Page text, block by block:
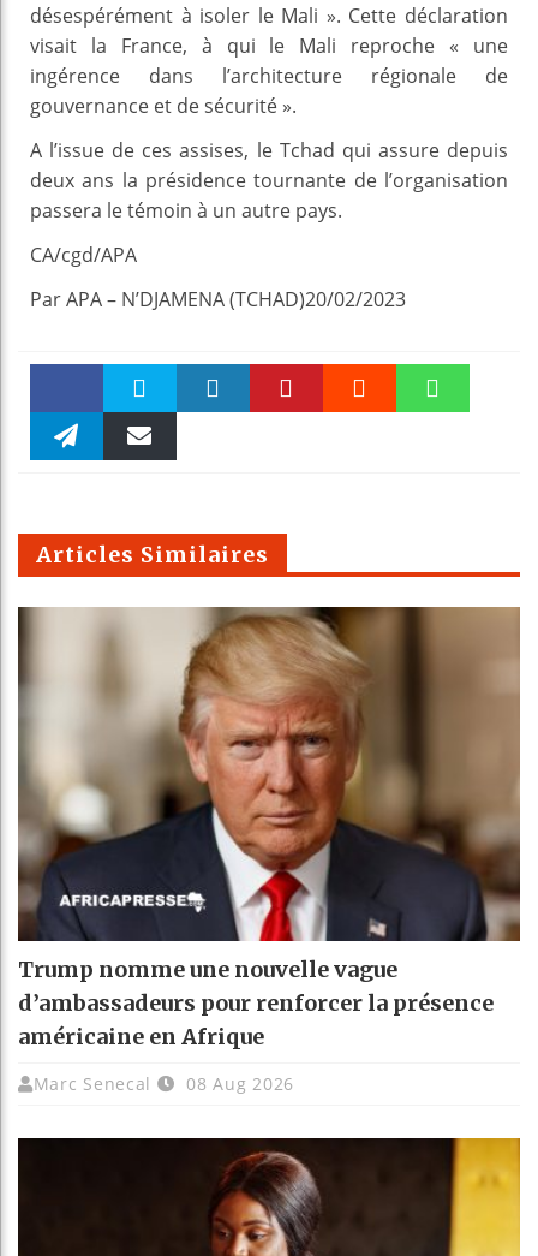
désespérément à isoler le Mali ». Cette déclaration
visait la France, à qui le Mali reproche « une
ingérence dans l’architecture régionale de
gouvernance et de sécurité ».
A l’issue de ces assises, le Tchad qui assure depuis
deux ans la présidence tournante de l’organisation
passera le témoin à un autre pays.
CA/cgd/APA
Par APA – N’DJAMENA (TCHAD)20/02/2023
Faceboo Twitter
m
Articles Similaires
Trump nomme une nouvelle vague
d’ambassadeurs pour renforcer la présence
américaine en Afrique
Marc Senecal 08 Aug 2026